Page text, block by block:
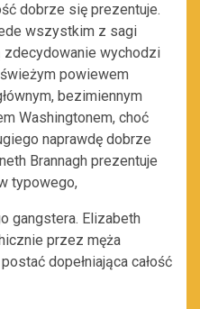
dobrze się prezentuje.
wszystkim z sagi
zdecydowanie wychodzi
powiewem
bezimiennym
Washingtonem, choć
naprawdę dobrze
Brannagh prezentuje
typowego,
gangstera. Elizabeth
przez męża
dopełniająca całość